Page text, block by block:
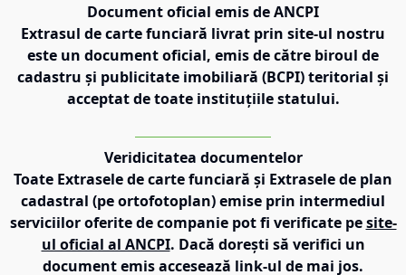
Document oficial emis de ANCPI
Extrasul de carte funciară livrat prin site-ul nostru
este un document oficial, emis de către biroul de
cadastru și publicitate imobiliară (BCPI) teritorial și
acceptat de toate instituțiile statului.
Veridicitatea documentelor
Toate Extrasele de carte funciară și Extrasele de plan
cadastral (pe ortofotoplan) emise prin intermediul
serviciilor oferite de companie pot fi verificate pe site-
ul oficial al ANCPI. Dacă dorești să verifici un
document emis accesează link-ul de mai jos.